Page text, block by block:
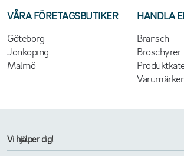
VÅRA FÖRETAGSBUTIKER
Göteborg
Jönköping
Malmö
HANDLA
Bransch
Broschyrer
Vi hjälper dig!